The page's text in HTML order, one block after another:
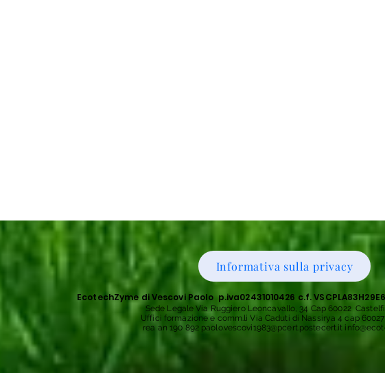
Informativa sulla privacy
EcotechZyme di Vescovi Paolo p.iva02431010426 c.f.
Sede Legale Via Ruggiero Leoncavallo, 34 Cap 60022
Uffici formazione e comm.li Via Caduti di Nassirya 4 cap
rea an 190 892 paolo.vescovi1983@pcert.postecert.it